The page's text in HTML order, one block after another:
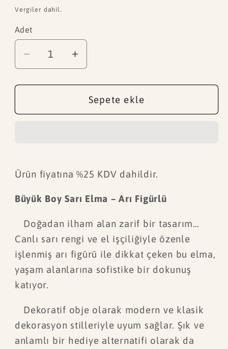
fiyat
Vergiler dahil.
Adet
Altın
Koruyucu
-
Sarı
Altın
Koruyucu
-
Arılı
Sarı
Sepete ekle
Ürün fiyatına %25 KDV dahildir.
Büyük Boy Sarı Elma – Arı Figürlü
Doğadan ilham alan zarif bir tasarım…
Canlı sarı rengi ve el işçiliğiyle özenle
işlenmiş arı figürü ile dikkat çeken bu elma,
yaşam alanlarına sofistike bir dokunuş
katıyor.
Dekoratif obje olarak modern ve klasik
dekorasyon stilleriyle uyum sağlar. Şık ve
anlamlı bir hediye alternatifi olarak da